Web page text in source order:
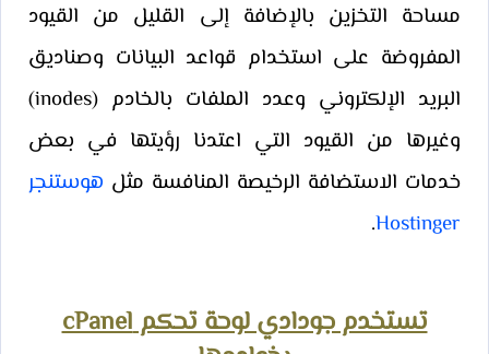
مساحة التخزين بالإضافة إلى القليل من القيود
المفروضة على استخدام قواعد البيانات وصناديق
البريد الإلكتروني وعدد الملفات بالخادم (inodes)
وغيرها من القيود التي اعتدنا رؤيتها في بعض
خدمات الاستضافة الرخيصة المنافسة مثل هوستنجر
Hostinger
.
تستخدم جودادي لوحة تحكم cPanel